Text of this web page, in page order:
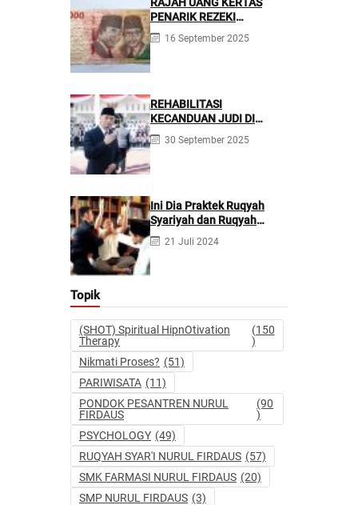
PENARIK REZEKI
BERLIMPAH
16 September 2025
REHABILITASI
KECANDUAN JUDI DI
PONPES NURUL FIRDAUS ||
Kecanduan Judi
30 September 2025
Ini Dia Praktek Ruqyah
Syariyah dan Ruqyah
Syetan Menurut Dr Gumilar
21 Juli 2024
Topik
(SHOT) Spiritual HipnOtivation
Therapy
(150
)
Nikmati Proses? (51)
PARIWISATA (11)
PONDOK PESANTREN NURUL
FIRDAUS
(90
)
PSYCHOLOGY (49)
RUQYAH SYAR'I NURUL FIRDAUS (57)
SMK FARMASI NURUL FIRDAUS (20)
SMP NURUL FIRDAUS (3)